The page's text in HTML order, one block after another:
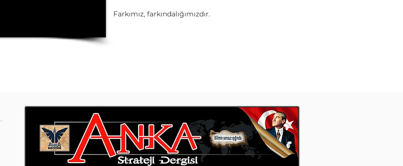
Farkımız, farkındalığımızdır.